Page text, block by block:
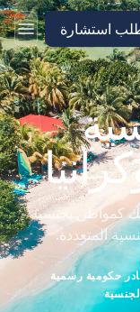
استشارة
كمواطن بجنسية
المتعددة.
حكومية رسمية